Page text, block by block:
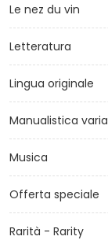
Le nez du vin
Letteratura
Lingua originale
Manualistica varia
Musica
Offerta speciale
Rarità - Rarity